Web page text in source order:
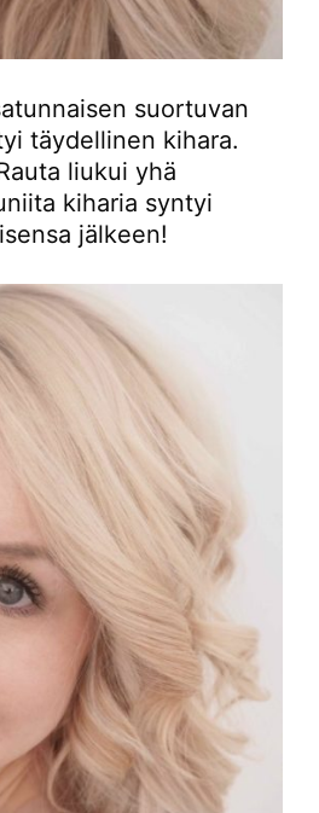
suortuvan
täydellinen kihara.
liukui yhä
kiharia syntyi
jälkeen!